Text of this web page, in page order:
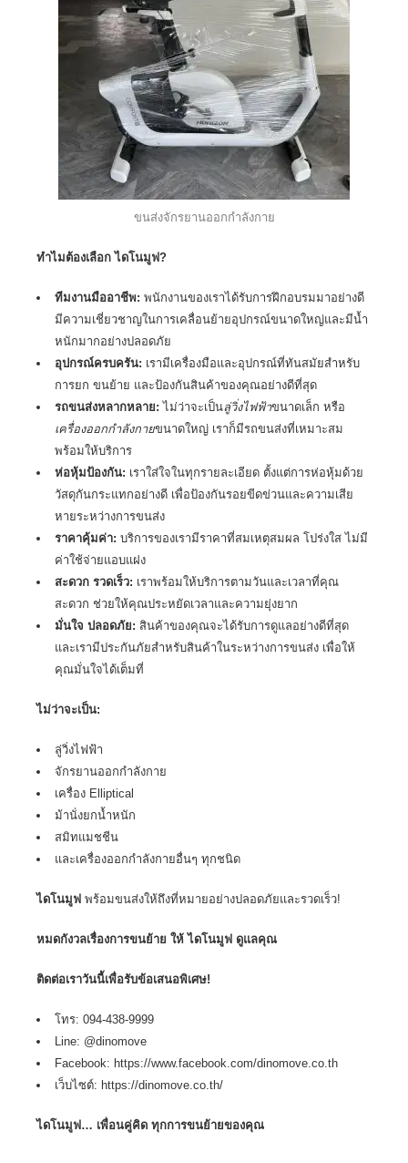
ขนส่งจักรยานออกกำลังกาย
ทำไมต้องเลือก ไดโนมูฟ?
ทีมงานมืออาชีพ: พนักงานของเราได้รับการฝึกอบรมมาอย่างดี
มีความเชี่ยวชาญในการเคลื่อนย้ายอุปกรณ์ขนาดใหญ่และมีน้ำ
หนักมากอย่างปลอดภัย
อุปกรณ์ครบครัน: เรามีเครื่องมือและอุปกรณ์ที่ทันสมัยสำหรับ
การยก ขนย้าย และป้องกันสินค้าของคุณอย่างดีที่สุด
รถขนส่งหลากหลาย: ไม่ว่าจะเป็นลู่วิ่งไฟฟ้าขนาดเล็ก หรือ
เครื่องออกกำลังกายขนาดใหญ่ เราก็มีรถขนส่งที่เหมาะสม
พร้อมให้บริการ
ห่อหุ้มป้องกัน: เราใส่ใจในทุกรายละเอียด ตั้งแต่การห่อหุ้มด้วย
วัสดุกันกระแทกอย่างดี เพื่อป้องกันรอยขีดข่วนและความเสีย
หายระหว่างการขนส่ง
ราคาคุ้มค่า: บริการของเรามีราคาที่สมเหตุสมผล โปร่งใส ไม่มี
ค่าใช้จ่ายแอบแฝง
สะดวก รวดเร็ว: เราพร้อมให้บริการตามวันและเวลาที่คุณ
สะดวก ช่วยให้คุณประหยัดเวลาและความยุ่งยาก
มั่นใจ ปลอดภัย: สินค้าของคุณจะได้รับการดูแลอย่างดีที่สุด
และเรามีประกันภัยสำหรับสินค้าในระหว่างการขนส่ง เพื่อให้
คุณมั่นใจได้เต็มที่
ไม่ว่าจะเป็น:
ลู่วิ่งไฟฟ้า
จักรยานออกกำลังกาย
เครื่อง Elliptical
ม้านั่งยกน้ำหนัก
สมิทแมชชีน
และเครื่องออกกำลังกายอื่นๆ ทุกชนิด
ไดโนมูฟ พร้อมขนส่งให้ถึงที่หมายอย่างปลอดภัยและรวดเร็ว!
หมดกังวลเรื่องการขนย้าย ให้ ไดโนมูฟ ดูแลคุณ
ติดต่อเราวันนี้เพื่อรับข้อเสนอพิเศษ!
โทร: 094-438-9999
Line: @dinomove
Facebook: https://www.facebook.com/dinomove.co.th
เว็บไซต์: https://dinomove.co.th/
ไดโนมูฟ… เพื่อนคู่คิด ทุกการขนย้ายของคุณ